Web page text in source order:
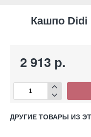
Кашпо Didi
2 913 р.
ДРУГИЕ ТОВАРЫ ИЗ